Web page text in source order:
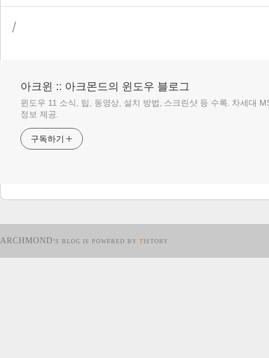
/
아크윈 :: 아크몬드의 윈도우 블로그
윈도우 11 소식, 팁, 동영상, 설치 방법, 스크린샷 등 수록. 차세대
정보 제공.
구독하기
ARCHMOND’S BLOG IS POWERED BY TISTORY